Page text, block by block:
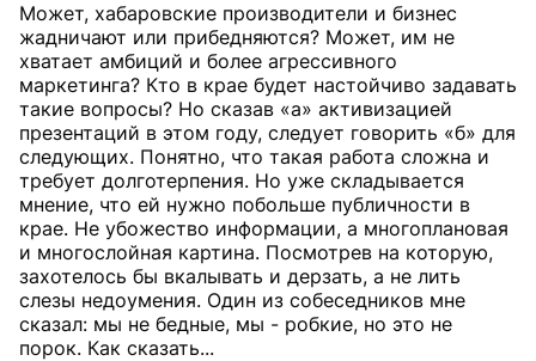
Может, хабаровские производители и бизнес
жадничают или прибедняются? Может, им не
хватает амбиций и более агрессивного
маркетинга? Кто в крае будет настойчиво задавать
такие вопросы? Но сказав «а» активизацией
презентаций в этом году, следует говорить «б» для
следующих. Понятно, что такая работа сложна и
требует долготерпения. Но уже складывается
мнение, что ей нужно побольше публичности в
крае. Не убожество информации, а многоплановая
и многослойная картина. Посмотрев на которую,
захотелось бы вкалывать и дерзать, а не лить
слезы недоумения. Один из собеседников мне
сказал: мы не бедные, мы - робкие, но это не
порок. Как сказать...